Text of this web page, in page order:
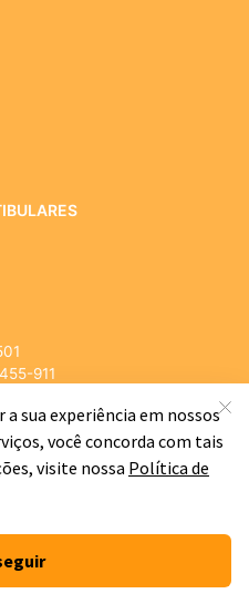
911
Online para Vestibulares.